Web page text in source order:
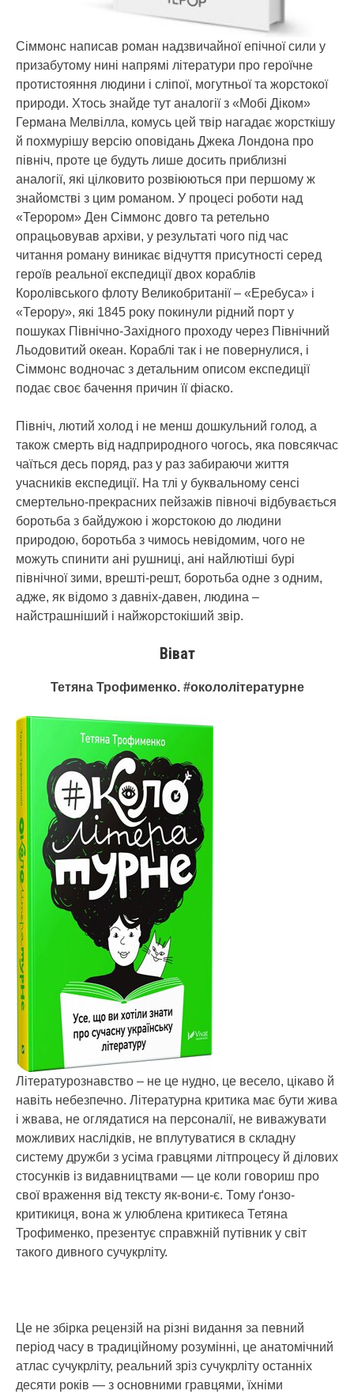
Сіммонс написав роман надзвичайної епічної сили у
призабутому нині напрямі літератури про героїчне
протистояння людини і сліпої, могутньої та жорстокої
природи. Хтось знайде тут аналогії з «Мобі Діком»
Германа Мелвілла, комусь цей твір нагадає жорсткішу
й похмурішу версію оповідань Джека Лондона про
північ, проте це будуть лише досить приблизні
аналогії, які цілковито розвіюються при першому ж
знайомстві з цим романом. У процесі роботи над
«Терором» Ден Сіммонс довго та ретельно
опрацьовував архіви, у результаті чого під час
читання роману виникає відчуття присутності серед
героїв реальної експедиції двох кораблів
Королівського флоту Великобританії – «Еребуса» і
«Терору», які 1845 року покинули рідний порт у
пошуках Північно-Західного проходу через Північний
Льодовитий океан. Кораблі так і не повернулися, і
Сіммонс водночас з детальним описом експедиції
подає своє бачення причин її фіаско.
Північ, лютий холод і не менш дошкульний голод, а
також смерть від надприродного чогось, яка повсякчас
чаїться десь поряд, раз у раз забираючи життя
учасників експедиції. На тлі у буквальному сенсі
смертельно-прекрасних пейзажів півночі відбувається
боротьба з байдужою і жорстокою до людини
природою, боротьба з чимось невідомим, чого не
можуть спинити ані рушниці, ані найлютіші бурі
північної зими, врешті-решт, боротьба одне з одним,
адже, як відомо з давніх-давен, людина –
найстрашніший і найжорстокіший звір.
Віват
Тетяна Трофименко. #окололітературне
Літературознавство – не це нудно, це весело, цікаво й
навіть небезпечно. Літературна критика має бути жива
і жвава, не оглядатися на персоналії, не виважувати
можливих наслідків, не вплутуватися в складну
систему дружби з усіма гравцями літпроцесу й ділових
стосунків із видавництвами ― це коли говориш про
свої враження від тексту як-вони-є. Тому ґонзо-
критикиця, вона ж улюблена критикеса Тетяна
Трофименко, презентує справжній путівник у світ
такого дивного сучукрліту.
Це не збірка рецензій на різні видання за певний
період часу в традиційному розумінні, це анатомічний
атлас сучукрліту, реальний зріз сучукрліту останніх
десяти років ― з основними гравцями, їхніми